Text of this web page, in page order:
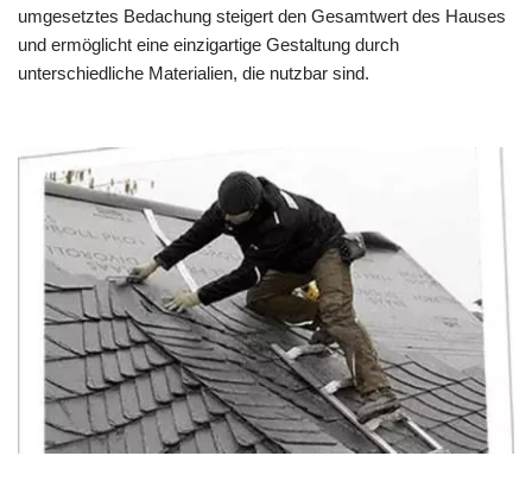
umgesetztes Bedachung steigert den Gesamtwert des Hauses
und ermöglicht eine einzigartige Gestaltung durch
unterschiedliche Materialien, die nutzbar sind.